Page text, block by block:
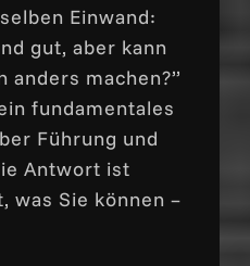
Einwand:
gut, aber kann
anders machen?”
fundamentales
Führung und
Antwort ist
was Sie können –